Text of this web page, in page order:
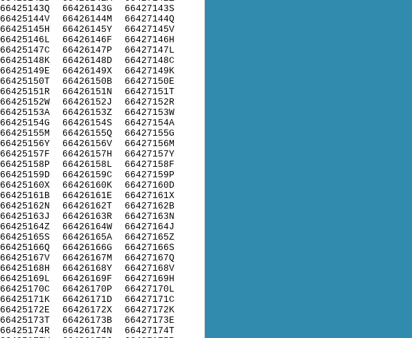
66425143Q
66425144V
66425145H
66425146L
66425147C
66425148K
66425149E
66425150T
66425151R
66425152W
66425153A
66425154G
66425155M
66425156Y
66425157F
66425158P
66425159D
66425160X
66425161B
66425162N
66425163J
66425164Z
66425165S
66425166Q
66425167V
66425168H
66425169L
66425170C
66425171K
66425172E
66425173T
66425174R
66426143G
66426144M
66426145Y
66426146F
66426147P
66426148D
66426149X
66426150B
66426151N
66426152J
66426153Z
66426154S
66426155Q
66426156V
66426157H
66426158L
66426159C
66426160K
66426161E
66426162T
66426163R
66426164W
66426165A
66426166G
66426167M
66426168Y
66426169F
66426170P
66426171D
66426172X
66426173B
66426174N
66427143S
66427144Q
66427145V
66427146H
66427147L
66427148C
66427149K
66427150E
66427151T
66427152R
66427153W
66427154A
66427155G
66427156M
66427157Y
66427158F
66427159P
66427160D
66427161X
66427162B
66427163N
66427164J
66427165Z
66427166S
66427167Q
66427168V
66427169H
66427170L
66427171C
66427172K
66427173E
66427174T